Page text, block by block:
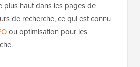
plus haut dans les pages de
de recherche, ce qui est connu
ou optimisation pour les